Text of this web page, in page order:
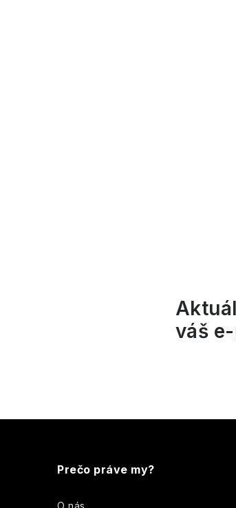
váš
Prečo práve my?
O nás